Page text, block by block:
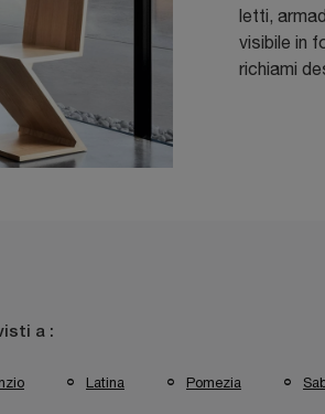
letti,
visibile in
richiami
a :
Latina Pomezia